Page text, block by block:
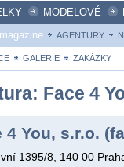
MODELOVÉ
AGENTURY
GALERIE ZAKÁZKY
Face 4
4 You, s.r.o.
1395/8, 140 00